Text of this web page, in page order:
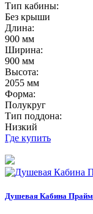
Тип кабины:
Без крыши
Длина:
900 мм
Ширина:
900 мм
Высота:
2055 мм
Форма:
Полукруг
Тип поддона:
Низкий
Где купить
Душевая Кабина